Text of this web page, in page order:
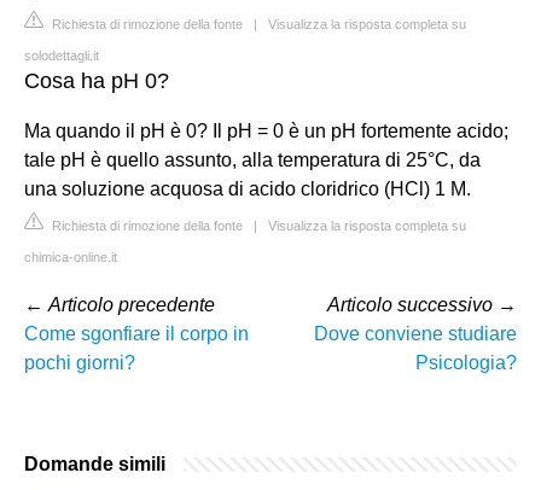
Richiesta di rimozione della fonte | Visualizza la risposta completa su
solodettagli.it
Cosa ha pH 0?
Ma quando il pH è 0? Il pH = 0 è un pH fortemente acido;
tale pH è quello assunto, alla temperatura di 25°C, da
una soluzione acquosa di acido cloridrico (HCl) 1 M.
Richiesta di rimozione della fonte | Visualizza la risposta completa su
chimica-online.it
← Articolo precedente
Come sgonfiare il corpo in
pochi giorni?
Articolo successivo →
Dove conviene studiare
Psicologia?
Domande simili